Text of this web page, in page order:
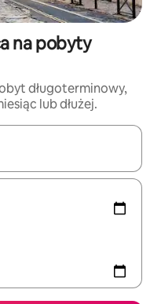
na pobyty
długoterminowy,
lub dłużej.
poruszać się po nich za